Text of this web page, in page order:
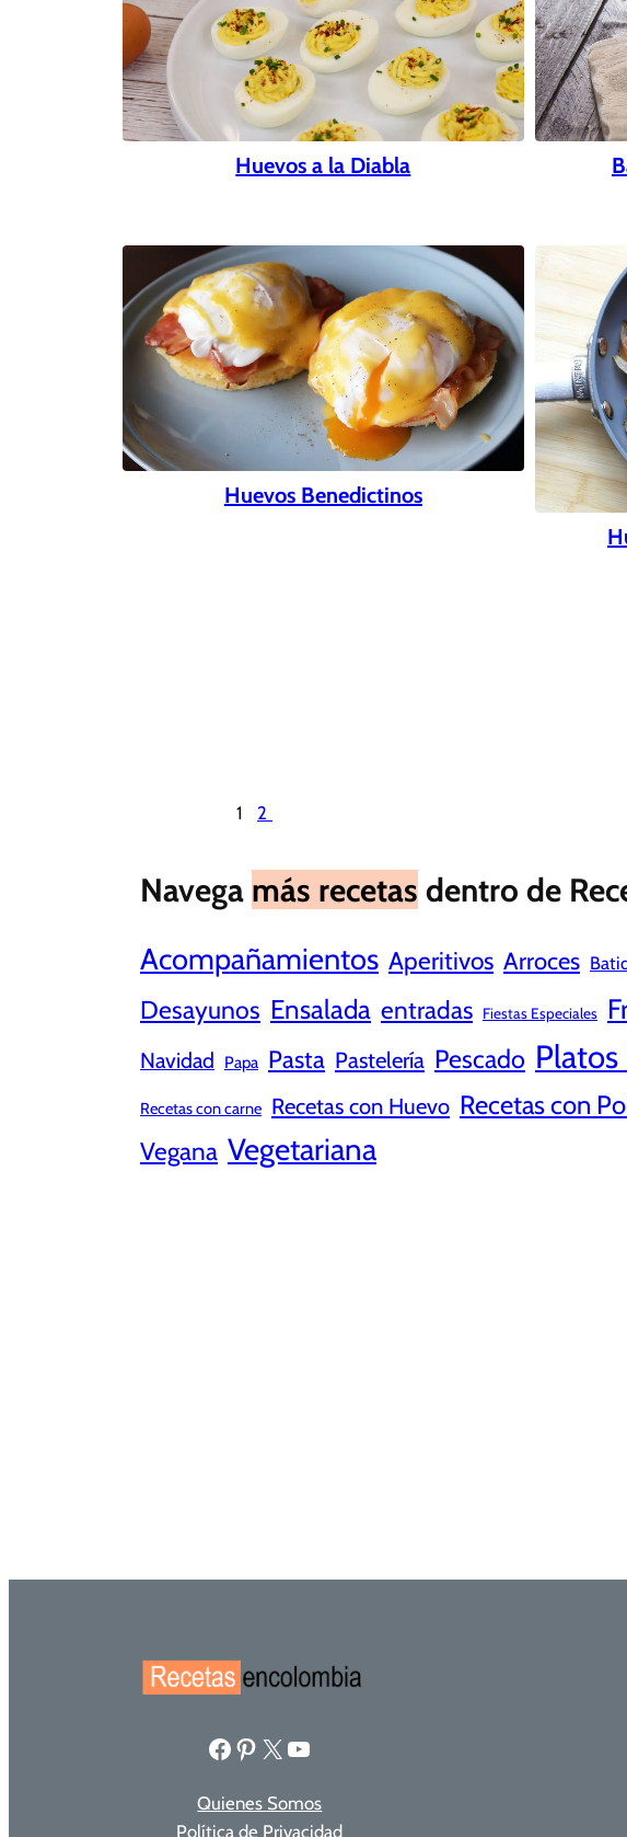
Huevos a la Diabla
Huevos Benedictinos
1 2
Navega más recetas dentro de
Acompañamientos Aperitivos Arroces
Desayunos Ensalada entradas Fiestas Especiales
Navidad Papa Pasta Pastelería Pescado Platos
Recetas con carne Recetas con Huevo Recetas con
Vegana Vegetariana
Facebook Pinterest X YouTube
Quienes Somos
Política de Privacidad